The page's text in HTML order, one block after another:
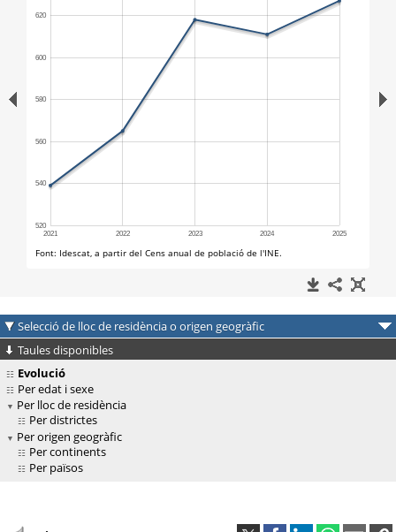
Selecció de lloc de residència o origen geogràfic
Taules disponibles
Evolució
Per edat i sexe
Per lloc de residència
Per districtes
Per origen geogràfic
Per continents
Per països